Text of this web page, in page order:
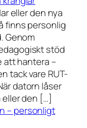
eller den nya
finns personlig
Genom
stöd
att hantera –
tack vare RUT-
datorn låser
den […]
– personligt